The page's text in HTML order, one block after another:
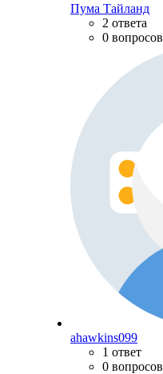
Пума Тайланд
2 ответа
0 вопросов
ahawkins099
1 ответ
0 вопросов